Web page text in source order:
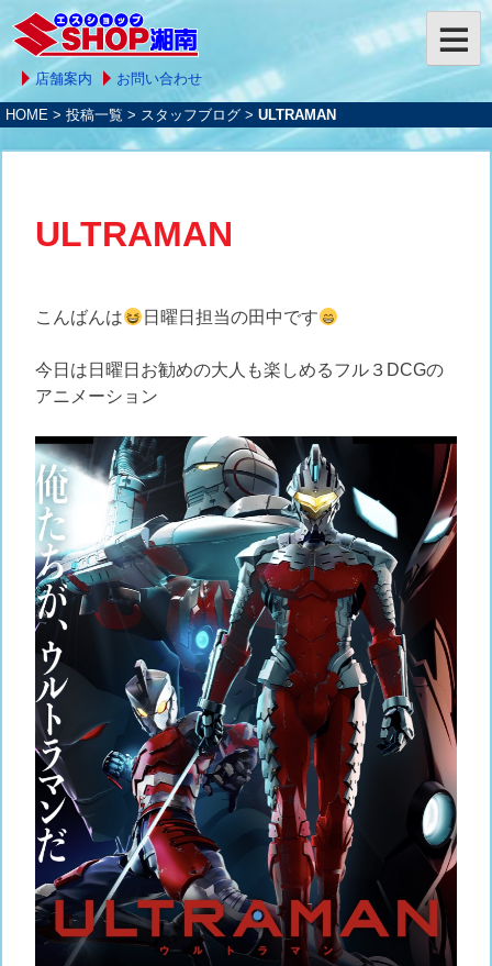
店舗案内 お問い合わせ
HOME > 投稿一覧 > スタッフブログ > ULTRAMAN
ULTRAMAN
こんばんは 日曜日担当の田中です
今日は日曜日お勧めの大人も楽しめるフル３DCGの
アニメーション